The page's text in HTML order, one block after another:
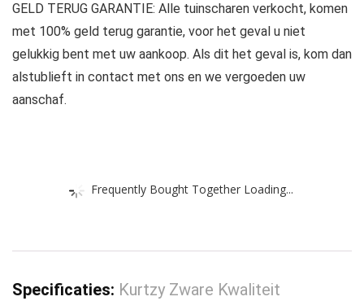
GELD TERUG GARANTIE: Alle tuinscharen verkocht, komen
met 100% geld terug garantie, voor het geval u niet
gelukkig bent met uw aankoop. Als dit het geval is, kom dan
alstublieft in contact met ons en we vergoeden uw
aanschaf.
Frequently Bought Together Loading...
Specificaties: Kurtzy Zware Kwaliteit